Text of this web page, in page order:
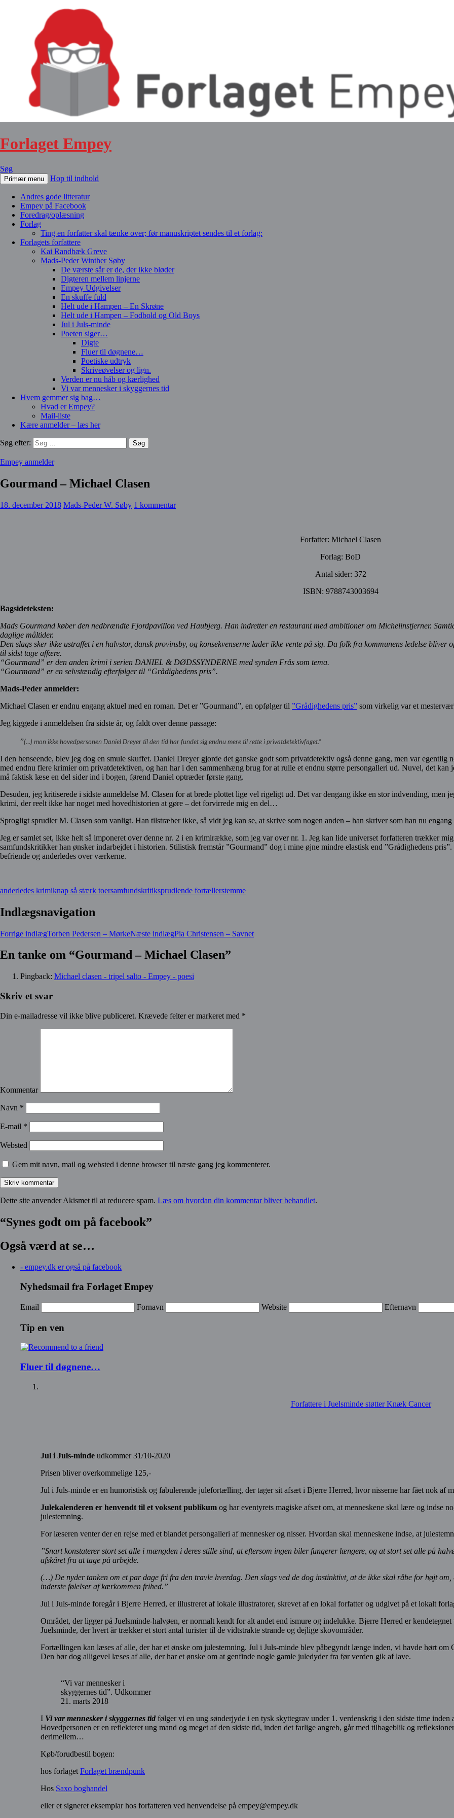
Forlaget Empey
Søg
Primær menu Hop til indhold
Andres gode litteratur
Empey på Facebook
Foredrag/oplæsning
Forlag
Ting en forfatter skal tænke over; før manuskriptet sendes til et forlag:
Forlagets forfattere
Kai Randbæk Greve
Mads-Peder Winther Søby
De værste sår er de, der ikke bløder
Digteren mellem linjerne
Empey Udgivelser
En skuffe fuld
Helt ude i Hampen – En Skrøne
Helt ude i Hampen – Fodbold og Old Boys
Jul i Juls-minde
Poeten siger…
Digte
Fluer til døgnene…
Poetiske udtryk
Skriveøvelser og lign.
Verden er nu håb og kærlighed
Vi var mennesker i skyggernes tid
Hvem gemmer sig bag…
Hvad er Empey?
Mail-liste
Kære anmelder – læs her
Søg efter:
Empey anmelder
Gourmand – Michael Clasen
18. december 2018 Mads-Peder W. Søby 1 kommentar
Forfatter: Michael Clasen
Forlag: BoD
Antal sider: 372
ISBN: 9788743003694
Bagsideteksten:
Mads Gourmand køber den nedbrændte Fjordpavillon ved Haubjerg. Han indretter en restaurant med ambitioner om Michelinstjerner.
daglige måltider.
Den slags sker ikke ustraffet i en halvstor, dansk provinsby, og konsekvenserne lader ikke vente på sig. Da folk fra kommunens ledelse
til sidst tage affære.
“Gourmand” er den anden krimi i serien DANIEL & DØDSSYNDERNE med synden Frås som tema.
“Gourmand” er en selvstændig efterfølger til “Grådighedens pris”.
Mads-Peder anmelder:
Michael Clasen er endnu engang aktuel med en roman. Det er ”Gourmand”, en opfølger til ”Grådighedens pris” som virkelig var et
Jeg kiggede i anmeldelsen fra sidste år, og faldt over denne passage:
”(…) mon ikke hovedpersonen Daniel Dreyer til den tid har fundet sig endnu mere til rette i privatdetektivfaget.”
I den henseende, blev jeg dog en smule skuffet. Daniel Dreyer gjorde det ganske godt som privatdetektiv også denne gang, men var egentlig
med endnu flere krimier om privatdetektiven, og han har i den sammenhæng brug for at rulle et endnu større persongalleri ud. Nuvel, det
må faktisk læse en del sider ind i bogen, førend Daniel optræder første gang.
Desuden, jeg kritiserede i sidste anmeldelse M. Clasen for at brede plottet lige vel rigeligt ud. Det var dengang ikke en stor indvending, men
krimi, der reelt ikke har noget med hovedhistorien at gøre – det forvirrede mig en del…
Sprogligt sprudler M. Clasen som vanligt. Han tilstræber ikke, så vidt jeg kan se, at skrive som nogen anden – han skriver som han nu engang
Jeg er samlet set, ikke helt så imponeret over denne nr. 2 i en krimirække, som jeg var over nr. 1. Jeg kan lide universet forfatteren trækker
samfundskritikker han ønsker indarbejdet i historien. Stilistisk fremstår ”Gourmand” dog i mine øjne mindre elastisk end ”Grådighedens
befriende og anderledes over værkerne.
anderledes krimiknap så stærk toersamfundskritiksprudlende fortællerstemme
Indlægsnavigation
Forrige indlægTorben Pedersen – MørkeNæste indlægPia Christensen – Savnet
En tanke om “Gourmand – Michael Clasen”
Pingback: Michael clasen - tripel salto - Empey - poesi
Skriv et svar
Din e-mailadresse vil ikke blive publiceret. Krævede felter er markeret med *
Kommentar
Navn *
E-mail *
Websted
Gem mit navn, mail og websted i denne browser til næste gang jeg kommenterer.
Dette site anvender Akismet til at reducere spam. Læs om hvordan din kommentar bliver behandlet.
“Synes godt om på facebook”
Også værd at se…
- empey.dk er også på facebook
Nyhedsmail fra Forlaget Empey
Email Fornavn Website Efternavn
Tip en ven
Fluer til døgnene…
Forfattere i Juelsminde støtter Knæk Cancer
Jul i Juls-minde udkommer 31/10-2020
Prisen bliver overkommelige 125,-
Jul i Juls-minde er en humoristisk og fabulerende julefortælling, der tager sit afsæt i Bjerre Herred, hvor nisserne har fået nok af
Julekalenderen er henvendt til et voksent publikum og har eventyrets magiske afsæt om, at menneskene skal lære og indse
julestemning.
For læseren venter der en rejse med et blandet persongalleri af mennesker og nisser. Hvordan skal menneskene indse, at
”Snart konstaterer stort set alle i mængden i deres stille sind, at eftersom ingen biler fungerer længere, og at stort set alle på
afskåret fra at tage på arbejde.
(…) De nyder tanken om et par dage fri fra den travle hverdag. Den slags ved de dog instinktivt, at de ikke skal råbe for højt
inderste følelser af kærkommen frihed.”
Jul i Juls-minde foregår i Bjerre Herred, er illustreret af lokale illustratorer, skrevet af en lokal forfatter og udgivet på et lokalt
Området, der ligger på Juelsminde-halvøen, er normalt kendt for alt andet end ismure og indelukke. Bjerre Herred er
Juelsminde, der hvert år trækker et stort antal turister til de vidtstrakte strande og dejlige skovområder.
Fortællingen kan læses af alle, der har et ønske om julestemning. Jul i Juls-minde blev påbegyndt længe inden, vi havde hørt
Den bør dog alligevel læses af alle, der har et ønske om at genfinde nogle gamle juledyder fra før verden gik af lave.
“Vi var mennesker i
skyggernes tid”. Udkommer
21. marts 2018
I Vi var mennesker i skyggernes tid følger vi en ung sønderjyde i en tysk skyttegrav under 1. verdenskrig i den sidste time
Hovedpersonen er en reflekteret ung mand og meget af den sidste tid, inden det farlige angreb, går med tilbageblik og
derimellem…
Køb/forudbestil bogen:
hos forlaget Forlaget brændpunk
Hos Saxo boghandel
eller et signeret eksemplar hos forfatteren ved henvendelse på empey@empey.dk